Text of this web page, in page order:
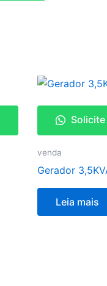
venda
Gerador
Leia mais